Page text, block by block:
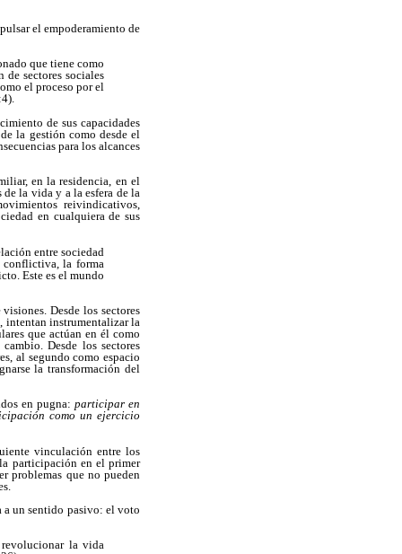
el empoderamiento de
que tiene como
sectores sociales
el proceso por el
de sus capacidades
la gestión como desde el
para los alcances
en la residencia, en el
la vida y a la esfera de la
reivindicativos,
en cualquiera de sus
entre sociedad
conflictiva, la forma
Este es el mundo
Desde los sectores
intentan instrumentalizar la
que actúan en él como
Desde los sectores
al segundo como espacio
la transformación del
en pugna:participar en
como un ejercicio
vinculación entre los
participación en el primer
problemas que no pueden
un sentido pasivo: el voto
la vida